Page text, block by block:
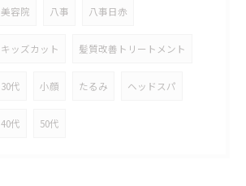
美容院 八事 八事日赤
キッズカット 髪質改善トリートメント
30代 小顔 たるみ ヘッドスパ
40代 50代